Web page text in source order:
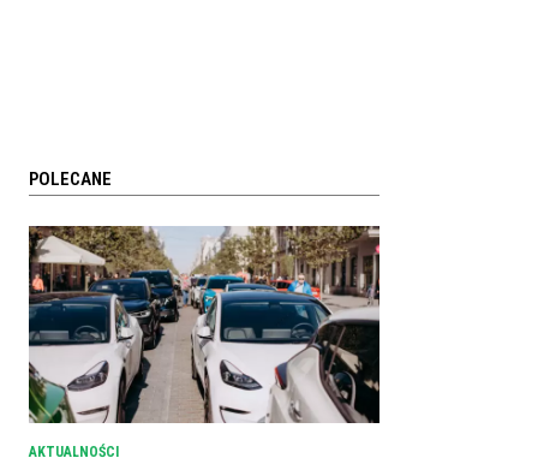
POLECANE
AKTUALNOŚCI